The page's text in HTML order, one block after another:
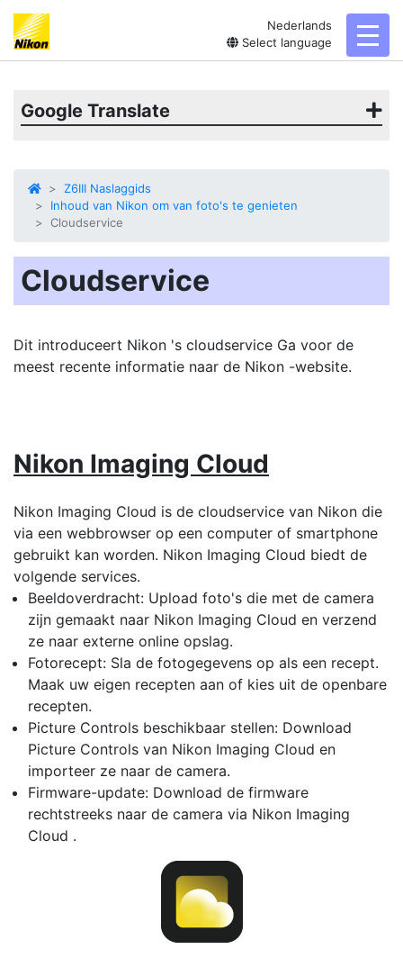
Nederlands
Select language
Google Translate
Z6III Naslaggids
Inhoud van Nikon om van foto's te genieten
Cloudservice
Cloudservice
Dit introduceert Nikon 's cloudservice Ga voor de
meest recente informatie naar de Nikon -website.
Nikon Imaging Cloud
Nikon Imaging Cloud is de cloudservice van Nikon die
via een webbrowser op een computer of smartphone
gebruikt kan worden. Nikon Imaging Cloud biedt de
volgende services.
Beeldoverdracht: Upload foto's die met de camera
zijn gemaakt naar Nikon Imaging Cloud en verzend
ze naar externe online opslag.
Fotorecept: Sla de fotogegevens op als een recept.
Maak uw eigen recepten aan of kies uit de openbare
recepten.
Picture Controls beschikbaar stellen: Download
Picture Controls van Nikon Imaging Cloud en
importeer ze naar de camera.
Firmware-update: Download de firmware
rechtstreeks naar de camera via Nikon Imaging
Cloud .